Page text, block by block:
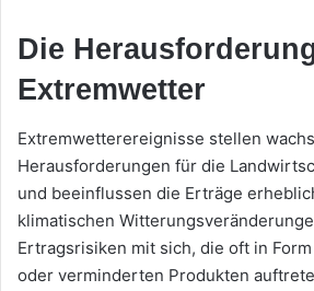
Die
Extremwetter
Extremwetterereignisse stellen
Herausforderungen für die
und beeinflussen die Erträge
klimatischen
Ertragsrisiken mit sich, die oft in
oder verminderten Produkten